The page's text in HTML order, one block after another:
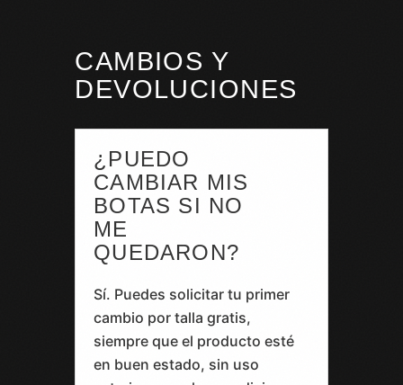
CAMBIOS Y
DEVOLUCIONES
¿PUEDO
CAMBIAR MIS
BOTAS SI NO
ME
QUEDARON?
Sí. Puedes solicitar tu primer
cambio por talla gratis,
siempre que el producto esté
en buen estado, sin uso